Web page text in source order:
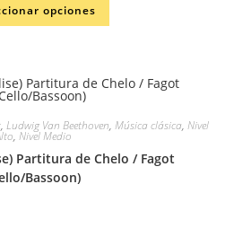
lo
1.
de
opciones
, Ludwig Van Beethoven, Música clásica, Nivel
, Nivel Medio
Partitura de Chelo / Fagot
Bassoon)